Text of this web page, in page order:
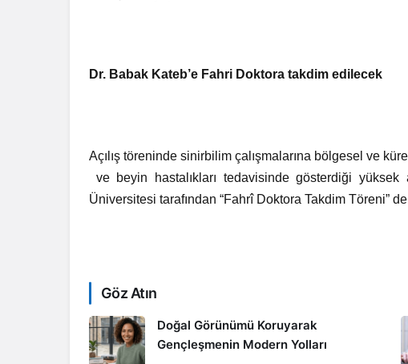
Dr. Babak Kateb’e Fahri Doktora takdim edilecek
Açılış töreninde sinirbilim çalışmalarına bölgesel ve
ve beyin hastalıkları tedavisinde gösterdiği yüksek
Üniversitesi tarafından “Fahrî Doktora Takdim Töreni”
Göz Atın
Doğal Görünümü Koruyarak
Gençleşmenin Modern Yolları